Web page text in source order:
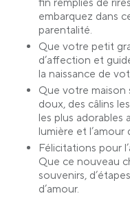
fin remplies de
embarquez dans
parentalité.
Que votre petit
d’affection et
la naissance de
Que votre maison
doux, des câlins
les plus adorables
lumière et l’amour
Félicitations pour
Que ce nouveau
souvenirs,
d’amour.